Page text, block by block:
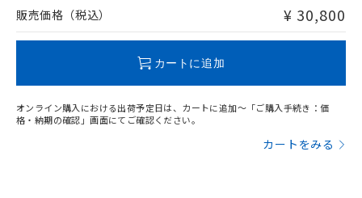
問い合わせください。
販売価格（税込） ¥ 30,800
カートに追加
オンライン購入における出荷予定日は、カートに追加～「ご購入手続き：価
格・納期の確認」画面にてご確認ください。
カートをみる